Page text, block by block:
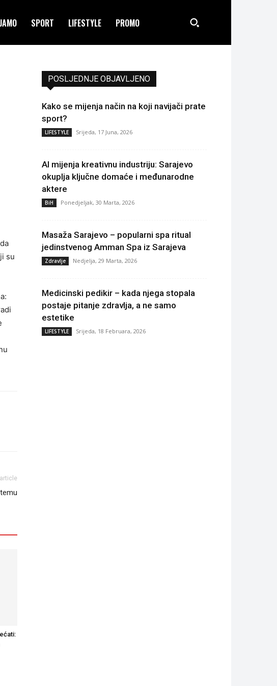
SPORT LIFESTYLE PROMO
su
POSLJEDNJE OBJAVLJENO
Kako se mijenja način na koji navijači prate
sport?
LIFESTYLE Srijeda, 17 Juna, 2026
AI mijenja kreativnu industriju: Sarajevo
okuplja ključne domaće i međunarodne
aktere
BiH Ponedjeljak, 30 Marta, 2026
Masaža Sarajevo – popularni spa ritual
jedinstvenog Amman Spa iz Sarajeva
Zdravlje Nedjelja, 29 Marta, 2026
Medicinski pedikir – kada njega stopala
postaje pitanje zdravlja, a ne samo
estetike
LIFESTYLE Srijeda, 18 Februara, 2026